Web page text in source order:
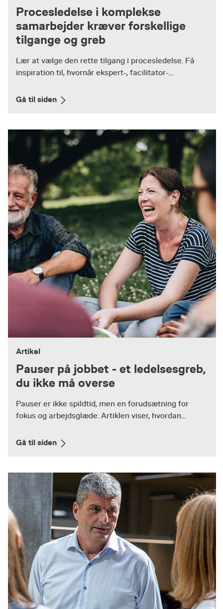
Procesledelse i komplekse
samarbejder kræver forskellige
tilgange og greb
Lær at vælge den rette tilgang i procesledelse. Få
inspiration til, hvornår ekspert-, facilitator-...
Gå til siden
Artikel
Pauser på jobbet - et ledelsesgreb,
du ikke må overse
Pauser er ikke spildtid, men en forudsætning for
fokus og arbejdsglæde. Artiklen viser, hvordan...
Gå til siden